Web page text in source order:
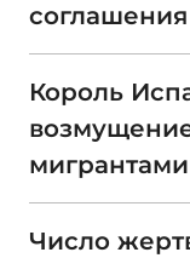
соглашения
Король
Число